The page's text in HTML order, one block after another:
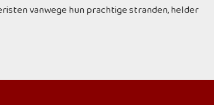
vanwege hun prachtige stranden, helder